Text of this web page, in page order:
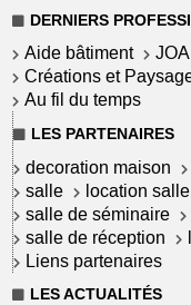
DERNIERS
Aide bâtiment JOA
Créations et
Au fil du temps
LES PARTENAIRES
decoration maison
salle
location salle
salle de séminaire
salle de réception
Liens partenaires
LES ACTUALITÉS